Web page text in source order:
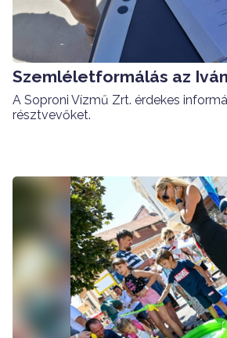
Szemléletformálás az
A Soproni Vízmű Zrt. érdekes
résztvevőket.